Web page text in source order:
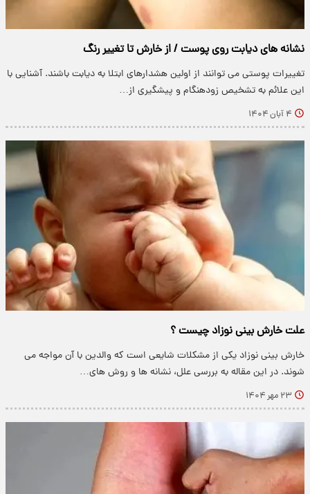
نشانه های دیابت روی پوست / از خارش تا تغییر رنگ
تغییرات پوستی می توانند از اولین هشدارهای ابتلا به دیابت باشند. آشنایی با
این علائم به تشخیص زودهنگام و پیشگیری از…
۴ آبان ۱۴۰۴
علت خارش بینی نوزاد چیست ؟
خارش بینی نوزاد یکی از مشکلات شایعی است که والدین با آن مواجه می
شوند. در این مقاله به بررسی علل، نشانه ها و روش های…
۲۳ مهر ۱۴۰۴